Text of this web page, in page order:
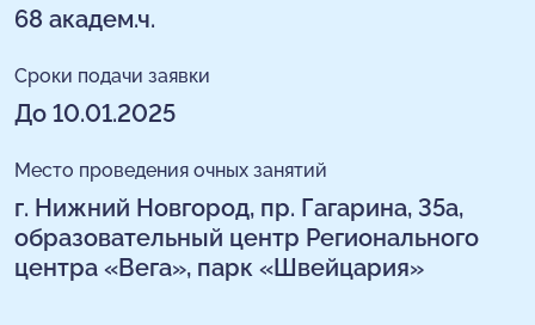
68 академ.ч.
Сроки подачи заявки
До 10.01.2025
Место проведения очных занятий
г. Нижний Новгород, пр. Гагарина, 35а,
образовательный центр Регионального
центра «Вега», парк «Швейцария»